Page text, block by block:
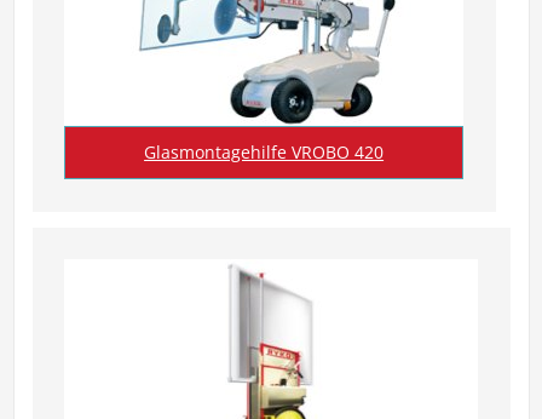
Glasmontagehilfe VROBO 420